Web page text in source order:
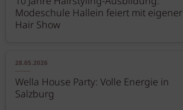
Modeschule Hallein feiert mit eigener
Hair Show
28.05.2026
Wella House Party: Volle Energie in
Salzburg